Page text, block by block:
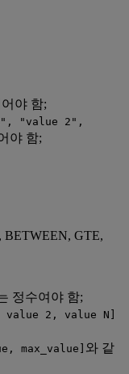
야 함;
"value 2",
야 함;
GTE,
정수여야 함;
value 2, value N]
max_value] 와 같